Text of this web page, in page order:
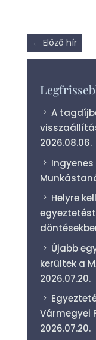
← Előző hír
A
2026.08.06.
Helyre
Újabb
kerültek a
2026.07.20.
Vármegyei
2026.07.20.